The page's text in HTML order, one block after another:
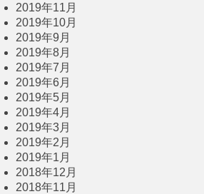
2019年11月
2019年10月
2019年9月
2019年8月
2019年7月
2019年6月
2019年5月
2019年4月
2019年3月
2019年2月
2019年1月
2018年12月
2018年11月